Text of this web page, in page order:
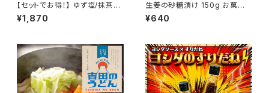
【セットでお得！】 ゆず塩/抹茶
塩/カレー塩３個セット 『いだ天
オリジナルブレンド塩』 ゆず 抹
Q スイーツ ギフト プレゼント グ
ルメ お土産 お取り寄せ 詰め合
わせ
¥1,870
生姜の砂糖漬け 150g お菓子
おやつ 生姜 おつまみ ドライフ
ルーツ 人気 非常食 保存食
¥640